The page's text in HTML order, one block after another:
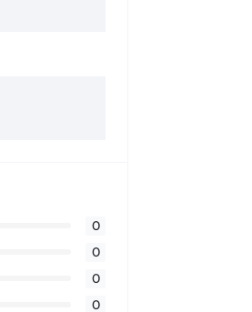
0
0
0
0